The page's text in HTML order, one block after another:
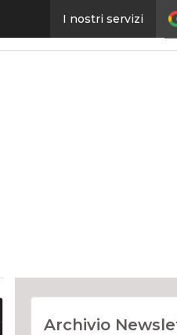
I nostri servizi
Internet4Things
Archivio